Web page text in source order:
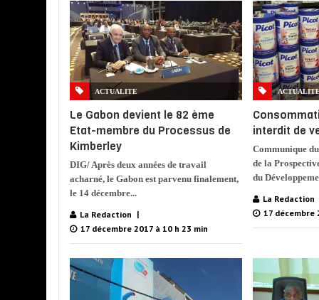
ACTUALITE
Le Gabon devient le 82 ème
Etat-membre du Processus de
Kimberley
DIG/ Après deux années de travail
acharné, le Gabon est parvenu finalement,
le 14 décembre...
La Redaction
17 décembre 2017 à 10 h 23 min
interdit de
Communique
de la
du
La Redaction
17 décembre